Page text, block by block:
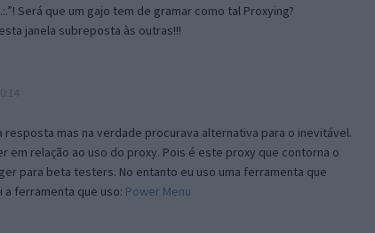
Será que um gajo tem de gramar como tal Proxying?
janela subreposta às outras!!!
mas na verdade procurava alternativa para o inevitável.
em relação ao uso do proxy. Pois é este proxy que contorna o
para beta testers. No entanto eu uso uma ferramenta que
ferramenta que uso: Power Menu